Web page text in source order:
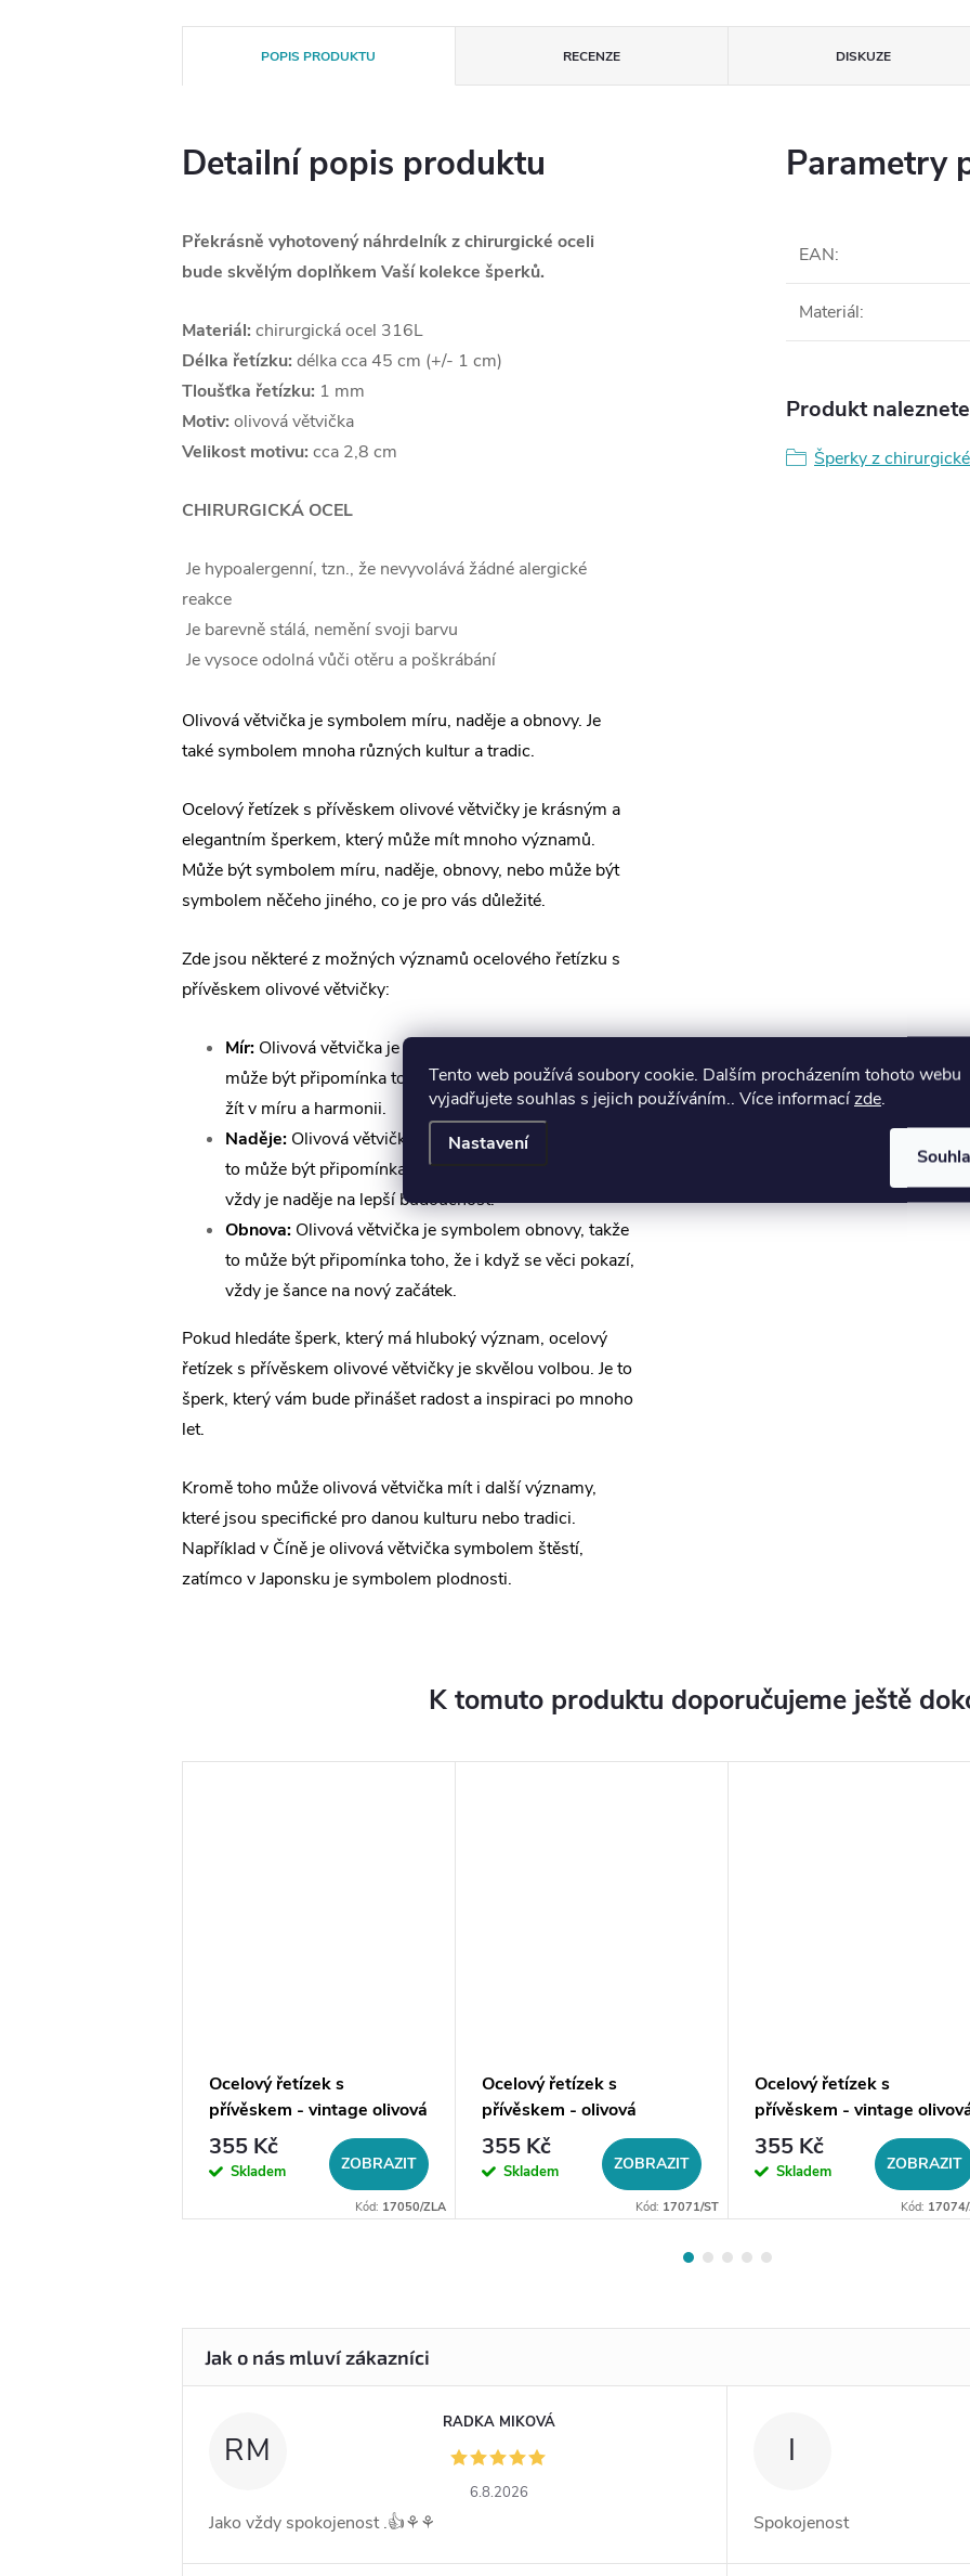
Tento web používá soubory cookie. Dalším procházením tohoto webu
vyjadřujete souhlas s jejich používáním.. Více informacízde.
Nastavení
POPIS PRODUKTU RECENZE DISKUZE
Detailní popis produktu
Překrásně vyhotovený náhrdelník z chirurgické oceli
bude skvělým doplňkem Vaší kolekce šperků.
Materiál: chirurgická ocel 316L
Délka řetízku: délka cca 45 cm (+/- 1 cm)
Tloušťka řetízku: 1 mm
Motiv: olivová větvička
Velikost motivu: cca 2,8 cm
CHIRURGICKÁ OCEL
Je hypoalergenní, tzn., že nevyvolává žádné alergické
reakce
Je barevně stálá, nemění svoji barvu
Je vysoce odolná vůči otěru a poškrábání
Olivová větvička je symbolem míru, naděje a obnovy. Je
také symbolem mnoha různých kultur a tradic.
Ocelový řetízek s přívěskem olivové větvičky je krásným a
elegantním šperkem, který může mít mnoho významů.
Může být symbolem míru, naděje, obnovy, nebo může být
symbolem něčeho jiného, co je pro vás důležité.
Zde jsou některé z možných významů ocelového řetízku s
přívěskem olivové větvičky:
Mír: Olivová větvička je symbolem míru, takže to
může být připomínka toho, že bychom se měli snažit
žít v míru a harmonii.
Naděje: Olivová větvička je symbolem naděje, takže
to může být připomínka toho, že i když je život těžký,
vždy je naděje na lepší budoucnost.
Obnova: Olivová větvička je symbolem obnovy, takže
to může být připomínka toho, že i když se věci pokazí,
vždy je šance na nový začátek.
Pokud hledáte šperk, který má hluboký význam, ocelový
řetízek s přívěskem olivové větvičky je skvělou volbou. Je to
šperk, který vám bude přinášet radost a inspiraci po mnoho
let.
Kromě toho může olivová větvička mít i další významy,
které jsou specifické pro danou kulturu nebo tradici.
Například v Číně je olivová větvička symbolem štěstí,
zatímco v Japonsku je symbolem plodnosti.
Parametry
EAN:
Materiál:
Produkt
Šperky z
K tomuto produktu doporučujeme ještě
Ocelový řetízek s
přívěskem - vintage olivová
větvička Lires
355 Kč
Skladem ZOBRAZIT
Kód: 17050/ZLA
Ocelový řetízek s
přívěskem - olivová
větvička Kossa
355 Kč
Skladem ZOBRAZIT
Kód: 17071/ST
Ocelový řetízek s
přívěskem - vintage
větvička Emisso
355 Kč
Skladem ZOBRAZIT
Kód:
RM
RADKA MIKOVÁ
6.8.2026
Jako vždy spokojenost .👍⚘️⚘️
I
Spokojenost